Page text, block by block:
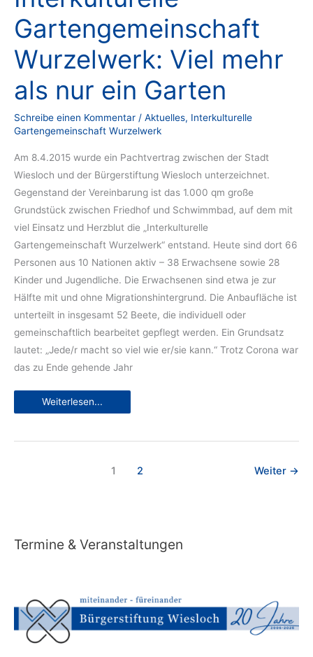
Gartengemeinschaft
Wurzelwerk: Viel mehr
als nur ein Garten
Schreibe einen Kommentar / Aktuelles, Interkulturelle
Gartengemeinschaft Wurzelwerk
Am 8.4.2015 wurde ein Pachtvertrag zwischen der Stadt
Wiesloch und der Bürgerstiftung Wiesloch unterzeichnet.
Gegenstand der Vereinbarung ist das 1.000 qm große
Grundstück zwischen Friedhof und Schwimmbad, auf dem mit
viel Einsatz und Herzblut die „Interkulturelle
Gartengemeinschaft Wurzelwerk“ entstand. Heute sind dort 66
Personen aus 10 Nationen aktiv – 38 Erwachsene sowie 28
Kinder und Jugendliche. Die Erwachsenen sind etwa je zur
Hälfte mit und ohne Migrationshintergrund. Die Anbaufläche ist
unterteilt in insgesamt 52 Beete, die individuell oder
gemeinschaftlich bearbeitet gepflegt werden. Ein Grundsatz
lautet: „Jede/r macht so viel wie er/sie kann.“ Trotz Corona war
das zu Ende gehende Jahr
Interkulturelle
Gartengemeinschaft
Weiterlesen...
1 2 Weiter →
Termine & Veranstaltungen